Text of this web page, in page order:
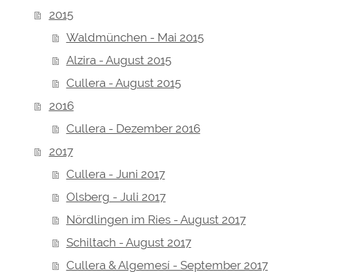
2015
Waldmünchen - Mai 2015
Alzira - August 2015
Cullera - August 2015
2016
Cullera - Dezember 2016
2017
Cullera - Juni 2017
Olsberg - Juli 2017
Nördlingen im Ries - August 2017
Schiltach - August 2017
Cullera & Algemesí - September 2017